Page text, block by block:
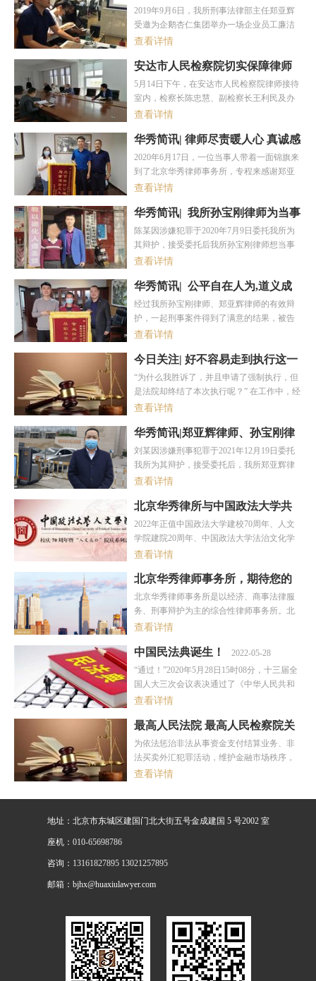
企鹅杏仁集团作廉洁教育培训讲
座
2024-04-18
2019年9月6日，我所刑事法律部主任郑亚辉
受邀为企鹅杏仁集团举办一场企业员工廉洁
教育培训讲座，为提升公司全员品德情操，
杏仁学院开学第一课，企鹅杏仁集团上海总
部、北京总部以及重庆公司等多地全体员工
通过现场以及连线的方式参与了本次培训活
动。
查看详情
安达市人民检察院切实保障律师
执业权利 构建良性互动的检律关
系
2024-04-18
5月14日下午，在安达市人民检察院律师接待
室内，检察长陈忠慧、副检察长王利民及办
理案件的员额检察官姜舟、杨光、关黎共同
辩护人郑律师，当面听取了郑律师的辩护意
见。从案件定性、罪与非罪、法律适用等方
面，郑律师提出了自己的观点和意见，办案
人员进行了详细的记录。陈忠慧检察长对郑
认真听取，作为审查案件的必要内容，同时
要求办案人员要结合全案的证据材料对郑律
师提出的意见进行认真分析,并决定是否采
安达检察
查看详情
华秀简讯| 律师尽责暖人心 真诚感
谢送锦旗
2024-04-18
2020年6月17日，一位当事人带着一面锦旗来
到了北京华秀律师事务所，专程来感谢郑亚
辉律师和孙宝刚律师，感谢二位律师的专业
惊喜，作为一名律师，他们在执业过程中，
尽职尽责，专业专注，坚决维护当事人合法
利益，维护公平正义，尽己所能为委托人提
供优质高效的法律服务。
查看详情
华秀简讯| 我所孙宝刚律师为当事
人办理取保候审，当事人及家属
给予其高度评价
2024-04-18
陈某因涉嫌犯罪于2020年7月9日委托我所为
其辩护，接受委托后我所孙宝刚律师想当事
人之所想，急当事人之所急，即刻联系看守
出一系列辩护意见，并向办案机关提交法律
意见书和取保候审申请书。
查看详情
华秀简讯| 公平自在人为,道义成
就所托
2024-04-18
经过我所孙宝刚律师、郑亚辉律师的有效辩
护，一起刑事案件得到了满意的结果，被告
人及其家属对此非常感激，千里迢迢送来锦
查看详情
今日关注| 好不容易走到执行这一
步，法院却终结本次执行？
2024-04-18
“为什么我胜诉了，并且申请了强制执行，但
是法院却终结了本次执行呢？” 在工作中，经
常会碰到一些当事人有这样的疑问。听到执
惑，“申请执行的财产还没追回，法院就这么
随意终结我的案子？案件终本后，是不是我
的权益就无法得到保障了？”别担心，下面我
们一起来看看什么是“终结本次执行”。
查看详情
华秀简讯|郑亚辉律师、孙宝刚律
师前往深圳为当事人辩护
2024-04-18
刘某因涉嫌刑事犯罪于2021年12月19日委托
我所为其辩护，接受委托后，我所郑亚辉律
师、孙宝刚律师即刻前往深圳，为当事人辩
查看详情
北京华秀律所与中国政法大学共
同开展了“首届中国政法大学法治
微电影作品征集、评选、展播活
动”
2024-04-18
2022年正值中国政法大学建校70周年、人文
学院建院20周年、中国政法大学法治文化学
科建设15周年之际，中国政法大学法治文化
中国政法大学委员会、北京华秀律师事务所
等单位共同组织开展了“首届中国政法大学法
治微电影作品征集、评选、展播活动”。经过
中国政法大学法治文化研究所组织相关领域
审，于9月19日公布了获奖名单。
查看详情
北京华秀律师事务所，期待您的
加入！
2024-04-17
北京华秀律师事务所是以经济、商事法律服
务、刑事辩护为主的综合性律师事务所。北
京华秀律师事务所业务涉及金融证券、公司
风险投资、房地产、商业特许经营、知识产
权、国际贸易与投资、婚姻家庭、遗产继
承、刑事辩护等领域。
查看详情
中国民法典诞生！
2022-05-28
“通过！”2020年5月28日15时08分，十三届全
国人大三次会议表决通过了《中华人民共和
国民法典》，宣告中国“民法典时代”正式到
查看详情
最高人民法院 最高人民检察院关
于办理非法从事资金支付结算业
务、非法买卖外汇刑事案件适用
法律若干问题的解释
为依法惩治非法从事资金支付结算业务、非
法买卖外汇犯罪活动，维护金融市场秩序，
根据《中华人民共和国刑法》《中华人民共
事资金支付结算业务、非法买卖外汇刑事案
查看详情
地址：北京市东城区建国门北大街五号金成建国 5 号2002 室
座机： 010-65698786
咨询： 13161827895 13021257895
邮箱：bjhx@huaxiulawyer.com